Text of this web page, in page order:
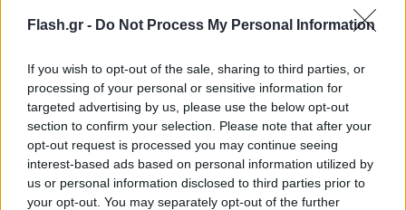
Flash.gr - Do Not Process My Personal Information
If you wish to opt-out of the sale, sharing to third parties, or
processing of your personal or sensitive information for
targeted advertising by us, please use the below opt-out
section to confirm your selection. Please note that after your
opt-out request is processed you may continue seeing
interest-based ads based on personal information utilized by
us or personal information disclosed to third parties prior to
your opt-out. You may separately opt-out of the further
ΜΑΡΊΑ ΚΑΤΡΙΝΆΚΗ